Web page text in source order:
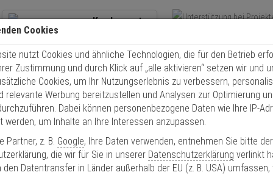
Kundencenter
Kontaktservice
nutzen
Mo. - Do.: 8:00 - 16:30 Fr. 8:00 - 14:00 Uhr
LED-Infrarotscheinwerfer 850nm
Cookies
nutzt Cookies und ähnliche Technologien, die für den Betrieb
Zustimmung und durch Klick auf „alle aktivieren“ setzen wir und
Cookies, um Ihr Nutzungserlebnis zu verbessern,
relevante Werbung bereitzustellen und Analysen zur Optimierung
Dabei können personenbezogene Daten wie Ihre IP-
werden, um Inhalte an Ihre Interessen anzupassen.
Partner, z. B. Google, Ihre Daten verwenden, entnehmen Sie bitte
die wir für Sie in unserer Datenschutzerklärung verlinkt
den Datentransfer in Länder außerhalb der EU (z. B. USA) umfassen,